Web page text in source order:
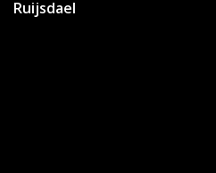
Ruijsdael